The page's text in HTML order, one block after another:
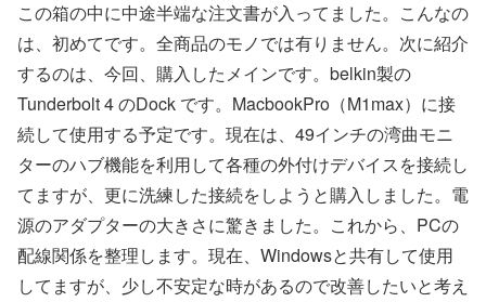
この箱の中に中途半端な注文書が入ってました。こんなの
は、初めてです。全商品のモノでは有りません。次に紹介
するのは、今回、購入したメインです。belkin製の
Tunderbolt 4 のDock です。MacbookPro（M1max）に接
続して使用する予定です。現在は、49インチの湾曲モニ
ターのハブ機能を利用して各種の外付けデバイスを接続し
てますが、更に洗練した接続をしようと購入しました。電
源のアダプターの大きさに驚きました。これから、PCの
配線関係を整理します。現在、Windowsと共有して使用
してますが、少し不安定な時があるので改善したいと考え